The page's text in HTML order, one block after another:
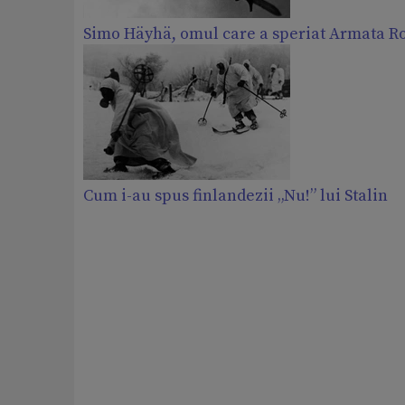
Simo Häyhä, omul care a speriat Armata
Cum i-au spus finlandezii „Nu!” lui Stalin